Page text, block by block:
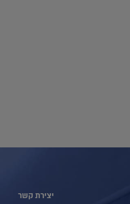
יצירת קשר